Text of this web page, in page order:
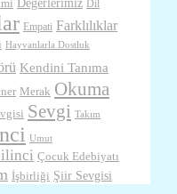
Dil
Empati Farklılıklar
Hayvanlarla Dostluk
Kendini Tanıma
Merak Okuma
Sevgi Takım
Umut
Çocuk Edebiyatı
İşbirliği Şiir Sevgisi